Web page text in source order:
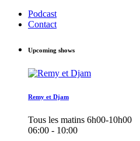
Podcast
Contact
Upcoming shows
Remy et Djam
Tous les matins 6h00-10h00
06:00 - 10:00